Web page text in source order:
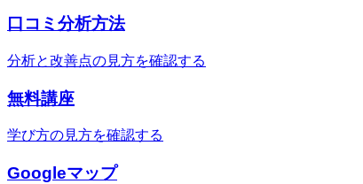
口コミ分析方法
分析と改善点の見方を確認する
無料講座
学び方の見方を確認する
Googleマップ